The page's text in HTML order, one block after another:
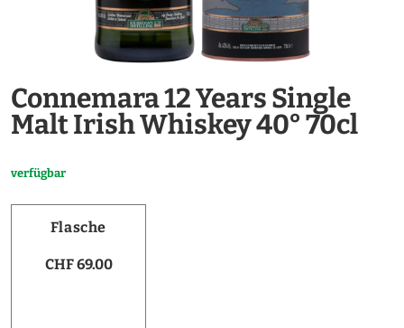
Connemara 12 Years Single
Malt Irish Whiskey 40° 70cl
verfügbar
Flasche
CHF 69.00